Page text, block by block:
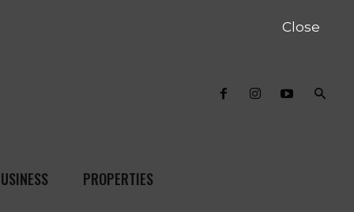
PROPERTIES
Close